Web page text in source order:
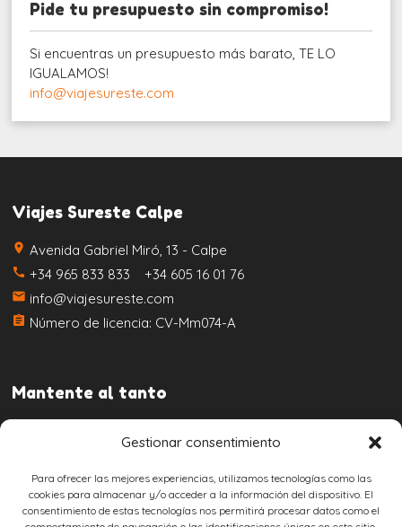
Gestionar consentimiento
Para ofrecer las mejores experiencias, utilizamos tecnologías como las
cookies para almacenar y/o acceder a la información del dispositivo. El
consentimiento de estas tecnologías nos permitirá procesar datos como el
Pide tu presupuesto sin compromiso!
Si encuentras un presupuesto más barato, TE LO
IGUALAMOS!
info@viajesureste.com
Viajes Sureste Calpe
place Avenida Gabriel Miró, 13 - Calpe
call +34 965 833 833 +34 605 16 01 76
email info@viajesureste.com
assignment Número de licencia: CV-Mm074-A
Mantente al tanto
Aviso legal